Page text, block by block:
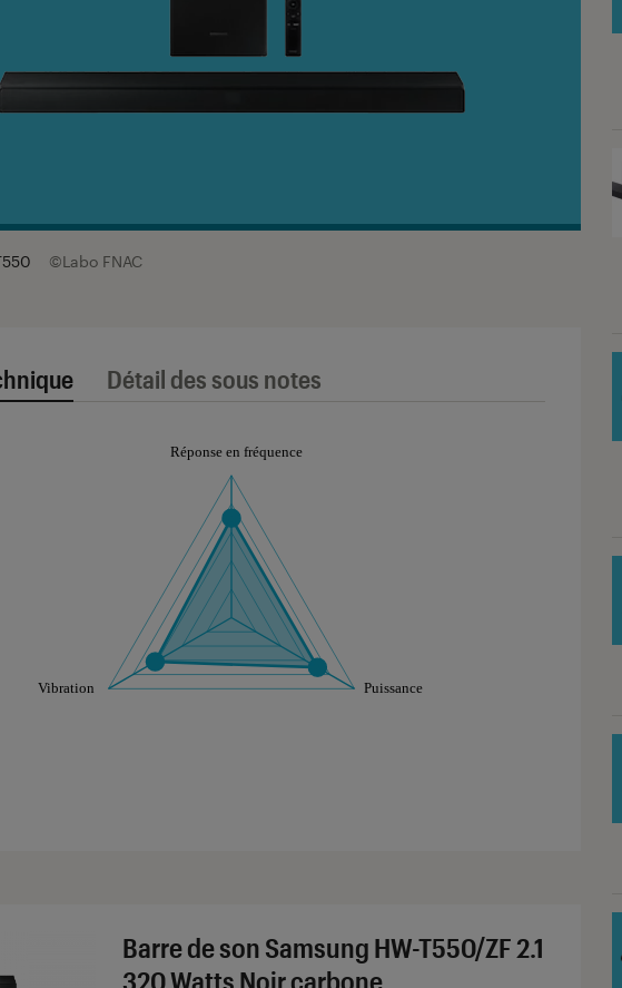
©Labo FNAC
Détail des sous notes
Les notes de ce graphique sont à retrouver dans l'onglet "Détail
Barre de son Samsung HW-T550/ZF 2.1
320 Watts Noir carbone